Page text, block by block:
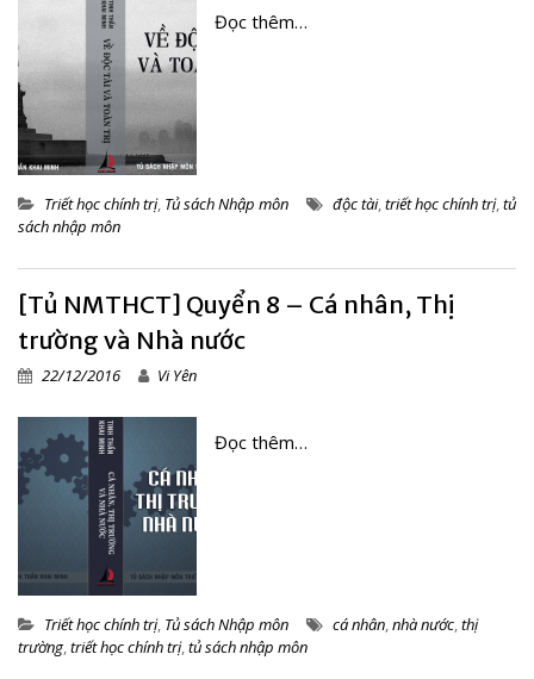
Đọc thêm…
Triết học chính trị, Tủ sách Nhập môn độc tài,triết học chính trị,tủ
sách nhập môn
[Tủ NMTHCT] Quyển 8 – Cá nhân, Thị
trường và Nhà nước
22/12/2016 Vi Yên
Đọc thêm…
Triết học chính trị, Tủ sách Nhập môn cá nhân nhà nước thị
trường triết học chính trị, tủ sách nhập môn